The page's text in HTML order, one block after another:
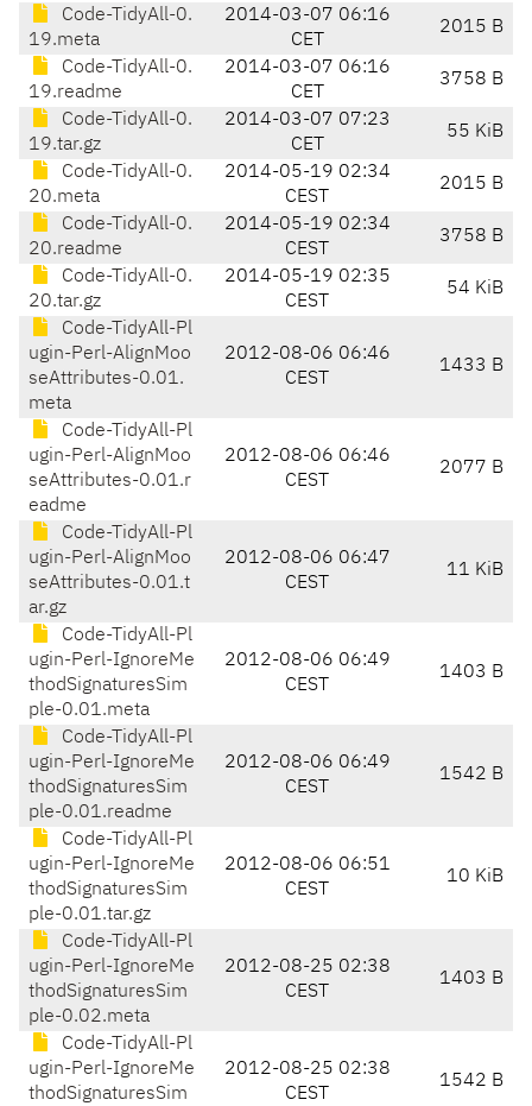
Code-TidyAll-0.
19.meta
2014-03-07 06:16
CET
2015 B
Code-TidyAll-0.
19.readme
2014-03-07 06:16
CET
3758 B
Code-TidyAll-0.
19.tar.gz
2014-03-07 07:23
CET
55 KiB
Code-TidyAll-0.
20.meta
2014-05-19 02:34
CEST
2015 B
Code-TidyAll-0.
20.readme
2014-05-19 02:34
CEST
3758 B
Code-TidyAll-0.
20.tar.gz
2014-05-19 02:35
CEST
54 KiB
Code-TidyAll-Pl
ugin-Perl-AlignMoo
seAttributes-0.01.
meta
2012-08-06 06:46
CEST
1433 B
Code-TidyAll-Pl
ugin-Perl-AlignMoo
seAttributes-0.01.r
eadme
2012-08-06 06:46
CEST
2077 B
Code-TidyAll-Pl
ugin-Perl-AlignMoo
seAttributes-0.01.t
ar.gz
2012-08-06 06:47
CEST
11 KiB
Code-TidyAll-Pl
ugin-Perl-IgnoreMe
thodSignaturesSim
ple-0.01.meta
2012-08-06 06:49
CEST
1403 B
Code-TidyAll-Pl
ugin-Perl-IgnoreMe
thodSignaturesSim
ple-0.01.readme
2012-08-06 06:49
CEST
1542 B
Code-TidyAll-Pl
ugin-Perl-IgnoreMe
thodSignaturesSim
ple-0.01.tar.gz
2012-08-06 06:51
CEST
10 KiB
Code-TidyAll-Pl
ugin-Perl-IgnoreMe
thodSignaturesSim
ple-0.02.meta
2012-08-25 02:38
CEST
1403 B
Code-TidyAll-Pl
ugin-Perl-IgnoreMe
thodSignaturesSim
2012-08-25 02:38
CEST
1542 B